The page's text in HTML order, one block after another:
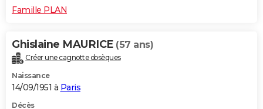
Famille PLAN
Ghislaine MAURICE (57 ans)
Créer une cagnotte obsèques
Naissance
14/09/1951 à Paris
Décès